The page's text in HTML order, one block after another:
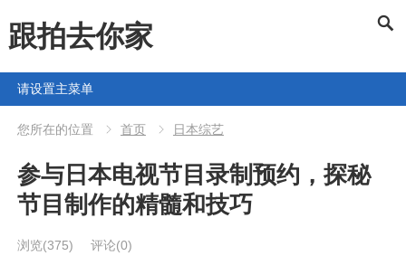
跟拍去你家
请设置主菜单
您所在的位置 首页 日本综艺
参与日本电视节目录制预约，探秘
节目制作的精髓和技巧
浏览(375) 评论(0)